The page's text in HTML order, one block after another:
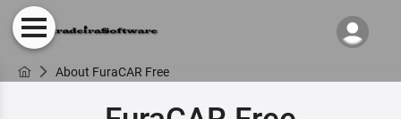
About FuraCAR Free